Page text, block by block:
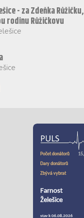
- za Zdeňka Růžičku,
rodinu Růžičkovu